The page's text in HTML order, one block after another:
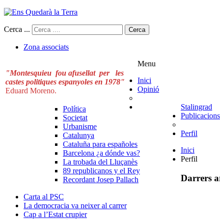
Cerca ... Cerca
Zona associats
"Montesquieu fou afusellat per les
castes politiques espanyoles en 1978"
Eduard Moreno.
Menu
Inici
Opinió
Política
Societat
Urbanisme
Catalunya
Stalingrad
Publicacions
Cataluña para españoles
Barcelona ¿a dónde vas?
La trobada del Lluçanès
89 republicanos y el Rey
Recordant Josep Pallach
Perfil
Inici
Perfil
Darrers
Carta al PSC
La democracia va neixer al carrer
Cap a l’Estat crupier